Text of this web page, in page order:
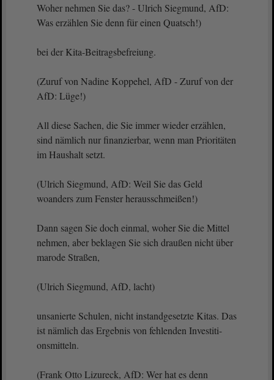
Woher nehmen Sie das? - Ulrich Siegmund, AfD:
Was erzählen Sie denn für einen Quatsch!)
bei der Kita-Beitragsbefreiung.
(Zuruf von Nadine Koppehel, AfD - Zuruf von der
AfD: Lüge!)
All diese Sachen, die Sie immer wieder erzählen,
sind nämlich nur finanzierbar, wenn man Prioritäten
im Haushalt setzt.
(Ulrich Siegmund, AfD: Weil Sie das Geld
woanders zum Fenster herausschmeißen!)
Dann sagen Sie doch einmal, woher Sie die Mittel
nehmen, aber beklagen Sie sich draußen nicht über
marode Straßen,
(Ulrich Siegmund, AfD, lacht)
unsanierte Schulen, nicht instandgesetzte Kitas. Das
ist nämlich das Ergebnis von fehlenden Investiti-
onsmitteln.
(Frank Otto Lizureck, AfD: Wer hat es denn